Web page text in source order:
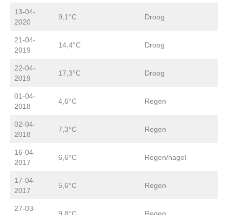
13-04-
2020
9,1°C Droog
21-04-
2019
14,4°C Droog
22-04-
2019
17,3°C Droog
01-04-
2018
4,6°C Regen
02-04-
2018
7,3°C Regen
16-04-
2017
6,6°C Regen/hagel
17-04-
2017
5,6°C Regen
27-03-